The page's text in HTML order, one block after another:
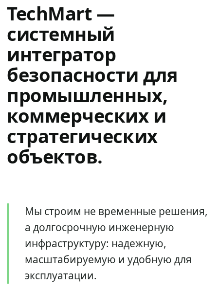
TechMart —
системный
интегратор
безопасности для
промышленных,
коммерческих и
стратегических
объектов.
Мы строим не временные решения,
а долгосрочную инженерную
инфраструктуру: надежную,
масштабируемую и удобную для
эксплуатации.